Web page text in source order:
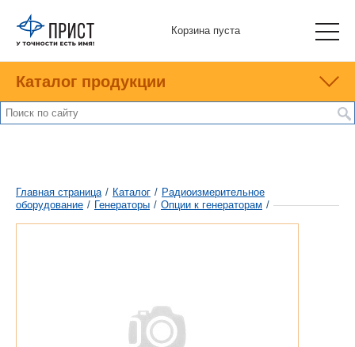
Корзина пуста
Каталог продукции
Главная страница / Каталог / Радиоизмерительное
оборудование / Генераторы / Опции к генераторам /